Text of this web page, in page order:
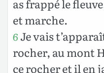
as frappé le
et marche.
6 Je vais
rocher, au mont
ce rocher et il en